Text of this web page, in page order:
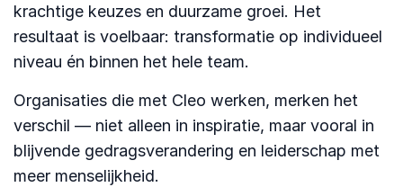
krachtige keuzes en duurzame groei. Het
resultaat is voelbaar: transformatie op individueel
niveau én binnen het hele team.
Organisaties die met Cleo werken, merken het
verschil — niet alleen in inspiratie, maar vooral in
blijvende gedragsverandering en leiderschap met
meer menselijkheid.